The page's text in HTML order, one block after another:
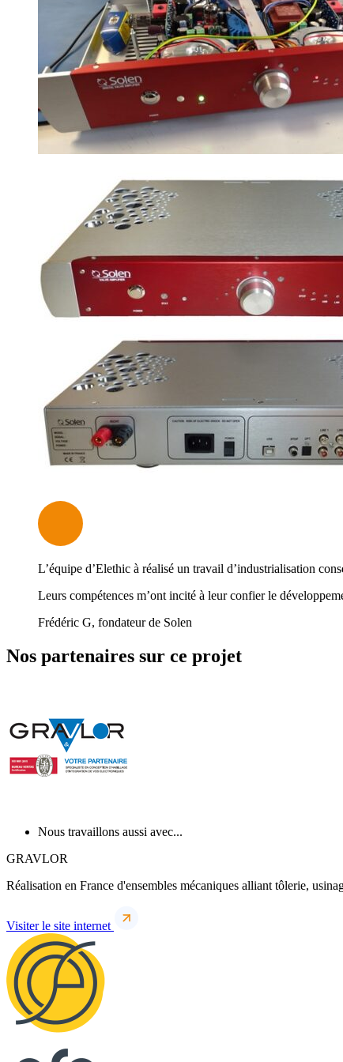
L’équipe d’Elethic à réalisé un travail d’industrialisation
Leurs compétences m’ont incité à leur confier le
Frédéric G, fondateur de Solen
Nos partenaires sur ce projet
Nous travaillons aussi avec...
GRAVLOR
Réalisation en France d'ensembles mécaniques alliant tôlerie,
Visiter le site internet